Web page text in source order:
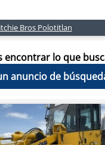
Bros Polotitlan
encontrar lo que
anuncio de